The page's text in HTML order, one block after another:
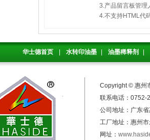
3.产品留言板管理
4.不支持HTML代
华士德首页 水转印油墨 油墨稀释剂
Copyright © 惠州
联系电话：0752-
公司地址：广东
工厂地址：惠州
网址：